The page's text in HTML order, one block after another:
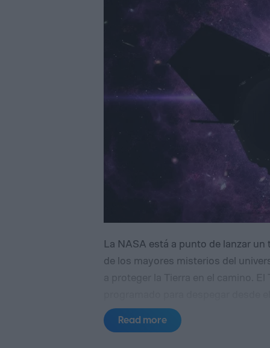
La NASA está a punto de lanzar
de los mayores misterios del
2026, con una misión principal
oscura, las fuerzas invisibles que
Read more